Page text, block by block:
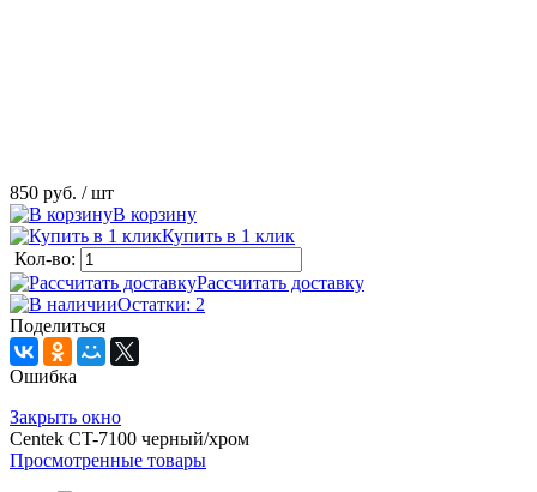
850 руб. / шт
В корзину
Купить в 1 клик
Кол-во:
Рассчитать доставку
Остатки: 2
Поделиться
Ошибка
Закрыть окно
Centek CT-7100 черный/хром
Просмотренные товары